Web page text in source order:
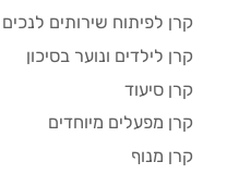
קרן לפיתוח שירותים לנכים
קרן לילדים ונוער בסיכון
קרן סיעוד
קרן מפעלים מיוחדים
קרן מנוף